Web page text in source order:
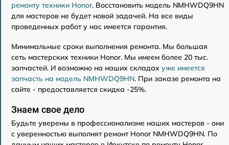
ремонту техники Honor. Восстановить модель NMHWDQ9HN
для мастеров не будет новой задачей. На все виды
проведенных работ у нас имеется гарантия.
Минимальные сроки выполнения ремонта. Мы большая
сеть мастерских техники Honor. Мы имеем более 20 тыс.
запчастей. И возможно на наших складах уже имеется
запчасть на модель NMHWDQ9HN. При заказе ремонта на
сайте - предоставляется скидка -25%.
Знаем свое дело
Будьте уверены в профессионализме наших мастеров - они
с уверенностью выполнят ремонт Honor NMHWDQ9HN. По